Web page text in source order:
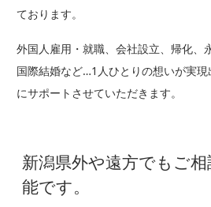
ております。
外国⼈雇⽤・就職、会社設⽴、帰化、
国際結婚など…1⼈ひとりの想いが実
にサポートさせていただきます。
新潟県外や遠方でもご
能です。